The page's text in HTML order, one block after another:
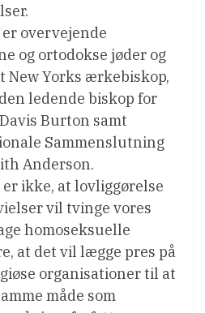
overvejende
og ortodokse jøder og
Yorks ærkebiskop,
ledende biskop for
Burton samt
Sammenslutning
Anderson.
ikke, at lovliggørelse
vil tvinge vores
homoseksuelle
at det vil lægge pres på
organisationer til at
måde som